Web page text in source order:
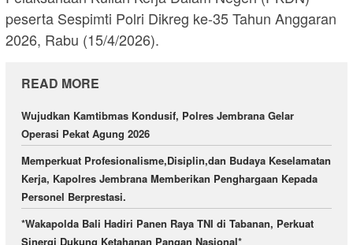
peserta Sespimti Polri Dikreg ke-35 Tahun Anggaran
2026, Rabu (15/4/2026).
READ MORE
Wujudkan Kamtibmas Kondusif, Polres Jembrana Gelar
Operasi Pekat Agung 2026
Memperkuat Profesionalisme,Disiplin,dan Budaya Keselamatan
Kerja, Kapolres Jembrana Memberikan Penghargaan Kepada
Personel Berprestasi.
*Wakapolda Bali Hadiri Panen Raya TNI di Tabanan, Perkuat
Sinergi Dukung Ketahanan Pangan Nasional*